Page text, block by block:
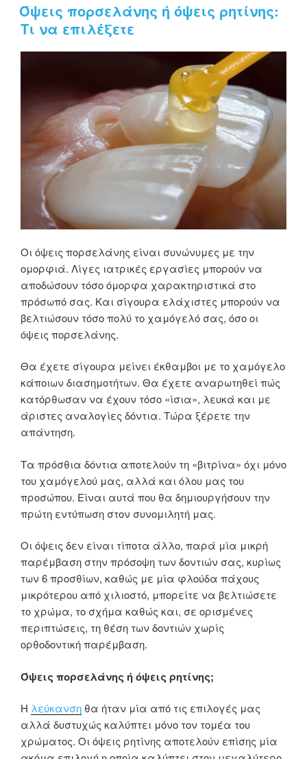
Όψεις πορσελάνης ή όψεις ρητίνης:
Τι να επιλέξετε
Οι όψεις πορσελάνης είναι συνώνυμες με την
ομορφιά. Λίγες ιατρικές εργασίες μπορούν να
αποδώσουν τόσο όμορφα χαρακτηριστικά στο
πρόσωπό σας. Και σίγουρα ελάχιστες μπορούν να
βελτιώσουν τόσο πολύ το χαμόγελό σας, όσο οι
όψεις πορσελάνης.
Θα έχετε σίγουρα μείνει έκθαμβοι με το χαμόγελο
κάποιων διασημοτήτων. Θα έχετε αναρωτηθεί πώς
κατόρθωσαν να έχουν τόσο «ίσια», λευκά και με
άριστες αναλογίες δόντια. Τώρα ξέρετε την
απάντηση.
Τα πρόσθια δόντια αποτελούν τη «βιτρίνα» όχι μόνο
του χαμόγελού μας, αλλά και όλου μας του
προσώπου. Είναι αυτά που θα δημιουργήσουν την
πρώτη εντύπωση στον συνομιλητή μας.
Οι όψεις δεν είναι τίποτα άλλο, παρά μία μικρή
παρέμβαση στην πρόσοψη των δοντιών σας, κυρίως
των 6 προσθίων, καθώς με μία φλούδα πάχους
μικρότερου από χιλιοστό, μπορείτε να βελτιώσετε
το χρώμα, το σχήμα καθώς και, σε ορισμένες
περιπτώσεις, τη θέση των δοντιών χωρίς
ορθοδοντική παρέμβαση.
Όψεις πορσελάνης ή όψεις ρητίνης;
Η λεύκανση θα ήταν μία από τις επιλογές μας
αλλά δυστυχώς καλύπτει μόνο τον τομέα του
χρώματος. Οι όψεις ρητίνης αποτελούν επίσης μία